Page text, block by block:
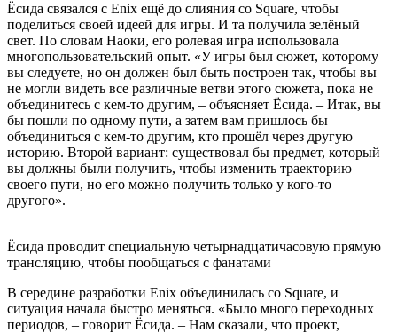
Ёсида связался с Enix ещё до слияния со Square, чтобы
поделиться своей идеей для игры. И та получила зелёный
свет. По словам Наоки, его ролевая игра использовала
многопользовательский опыт. «У игры был сюжет, которому
вы следуете, но он должен был быть построен так, чтобы вы
не могли видеть все различные ветви этого сюжета, пока не
объединитесь с кем-то другим, – объясняет Ёсида. – Итак, вы
бы пошли по одному пути, а затем вам пришлось бы
объединиться с кем-то другим, кто прошёл через другую
историю. Второй вариант: существовал бы предмет, который
вы должны были получить, чтобы изменить траекторию
своего пути, но его можно получить только у кого-то
другого».
Ёсида проводит специальную четырнадцатичасовую прямую
трансляцию, чтобы пообщаться с фанатами
В середине разработки Enix объединилась со Square, и
ситуация начала быстро меняться. «Было много переходных
периодов, – говорит Ёсида. – Нам сказали, что проект,